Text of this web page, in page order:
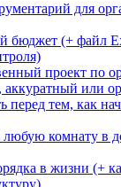
для
бюджет (+ файл
проект по
или
перед тем, как
любую комнату в
в жизни (+